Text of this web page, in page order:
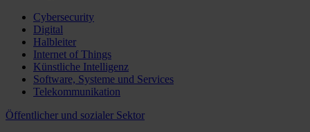
Cybersecurity
Digital
Halbleiter
Internet of Things
Künstliche Intelligenz
Software, Systeme und Services
Telekommunikation
Öffentlicher und sozialer Sektor